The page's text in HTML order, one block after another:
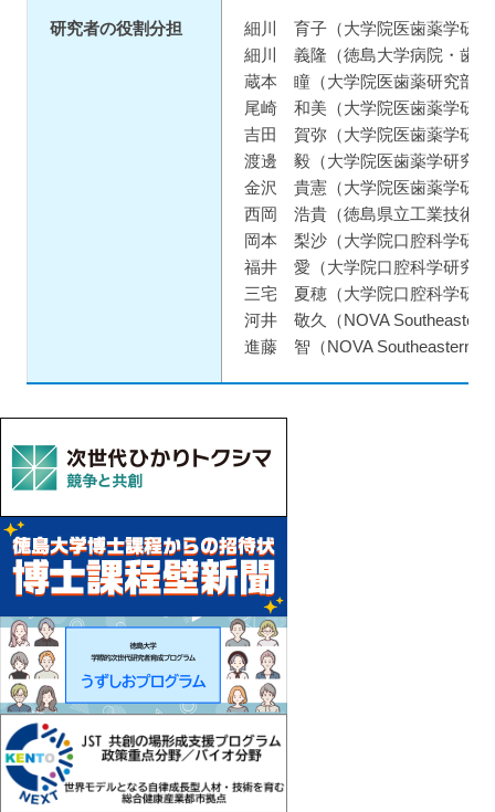
研究者の役割分担
細川 育子（大学院医歯薬学研究
細川 義隆（徳島大学病院・歯科
蔵本 瞳（大学院医歯薬研究部・
尾崎 和美（大学院医歯薬学研究
吉田 賀弥（大学院医歯薬学研究
渡邊 毅（大学院医歯薬学研究部
金沢 貴憲（大学院医歯薬学研究
西岡 浩貴（徳島県立工業技術セ
岡本 梨沙（大学院口腔科学研究
福井 愛（大学院口腔科学研究科
三宅 夏穂（大学院口腔科学研究
河井 敬久（NOVA Southeastern
進藤 智（NOVA Southeastern